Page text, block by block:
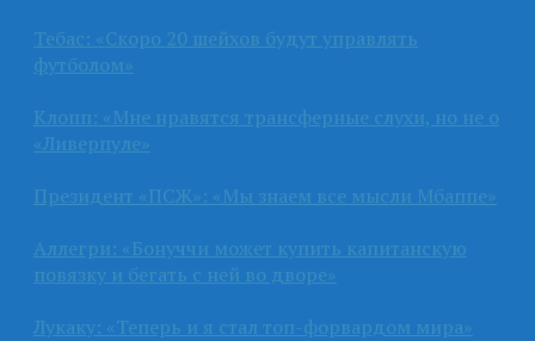
Тебас: «Скоро 20 шейхов будут управлять
футболом»
Клопп: «Мне нравятся трансферные слухи, но не о
«Ливерпуле»
Президент «ПСЖ»: «Мы знаем все мысли Мбаппе»
Аллегри: «Бонуччи может купить капитанскую
повязку и бегать с ней во дворе»
Лукаку: «Теперь и я стал топ-форвардом мира»